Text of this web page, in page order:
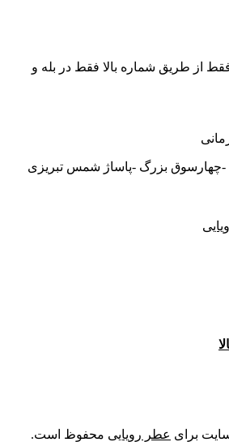
از طریق شماره بالا فقط در بله و
-چهارسوق بزرگ -پاساژ شمس تبریزی
برای عطر رویایی محفوظ است.